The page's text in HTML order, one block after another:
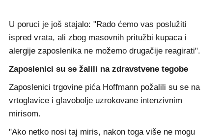
U poruci je još stajalo: "Rado ćemo vas poslužiti
ispred vrata, ali zbog masovnih pritužbi kupaca i
alergije zaposlenika ne možemo drugačije reagirati".
Zaposlenici su se žalili na zdravstvene tegobe
Zaposlenici trgovine pića Hoffmann požalili su se na
vrtoglavice i glavobolje uzrokovane intenzivnim
mirisom.
"Ako netko nosi taj miris, nakon toga više ne mogu